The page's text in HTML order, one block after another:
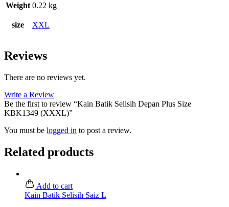
Weight 0.22 kg
size XXL
Reviews
There are no reviews yet.
Write a Review
Be the first to review “Kain Batik Selisih Depan Plus Size
KBK1349 (XXXL)”
You must be logged in to post a review.
Related products
Add to cart
Kain Batik Selisih Saiz L